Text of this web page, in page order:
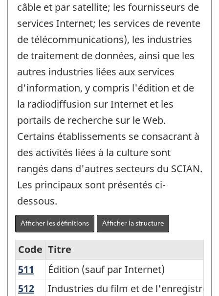
câble et par satellite; les fournisseurs de
services Internet; les services de revente
de télécommunications), les industries
de traitement de données, ainsi que les
autres industries liées aux services
d'information, y compris l'édition et de
la radiodiffusion sur Internet et les
portails de recherche sur le Web.
Certains établissements se consacrant à
des activités liées à la culture sont
rangés dans d'autres secteurs du SCIAN.
Les principaux sont présentés ci-
dessous.
Afficher les définitions Afficher la structure
Variante
du
Code Titre
511
Édition (sauf par Internet)
Édition (sauf par Internet)
512 Industries du film et de
Industries du film et de